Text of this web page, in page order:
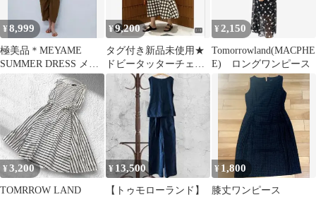
¥8,999
極美品＊MEYAME
SUMMER DRESS メヤ
メ ロングワンピー
ス 半袖
¥9,200
タグ付き新品未使用★
ドビータッターチェッ
ク ジャンパードレス
¥2,150
Tomorrowland(MACPHE
E) ロングワンピース
¥3,200
TOMRROW LAND
¥ 13,500
【トゥモローランド】
¥ 1,800
膝丈ワンピース